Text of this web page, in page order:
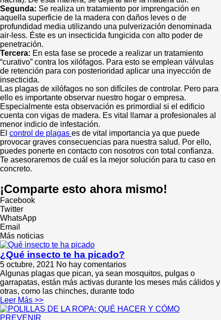
Segunda: Se realiza un tratamiento por imprengación en
aquella superficie de la madera con daños leves o de
profundidad media utilizando una pulverización denominada
air-less. Éste es un insecticida fungicida con alto poder de
penetración.
Tercera: En esta fase se procede a realizar un tratamiento
“curativo” contra los xilófagos. Para esto se emplean válvulas
de retención para con posterioridad aplicar una inyección de
insecticida.
Las plagas de xilófagos no son difíciles de controlar. Pero para
ello es importante observar nuestro hogar o empresa.
Especialmente esta observación es primordial si el edificio
cuenta con vigas de madera. Es vital llamar a profesionales al
menor indicio de infestación.
El control de plagas es de vital importancia ya que puede
provocar graves consecuencias para nuestra salud. Por ello,
puedes ponerte en contacto con nosotros con total confianza.
Te asesoraremos de cuál es la mejor solución para tu caso en
concreto.
¡Comparte esto ahora mismo!
Facebook
Twitter
WhatsApp
Email
Más noticias
¿Qué insecto te ha picado?
5 octubre, 2021 No hay comentarios
Algunas plagas que pican, ya sean mosquitos, pulgas o
garrapatas, están más activas durante los meses más cálidos y
otras, como las chinches, durante todo
Leer Más >>